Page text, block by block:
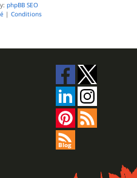
phpBB SEO
| Conditions